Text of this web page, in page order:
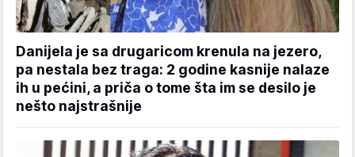
Danijela je sa drugaricom krenula na jezero,
pa nestala bez traga: 2 godine kasnije nalaze
ih u pećini, a priča o tome šta im se desilo je
nešto najstrašnije